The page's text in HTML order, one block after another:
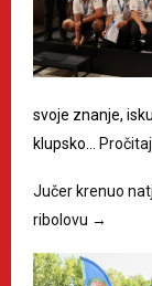
svoje znanje,
klupsko…
Jučer krenuo
ribolovu →